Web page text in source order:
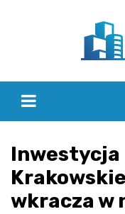
Inwestycja
wkracza w